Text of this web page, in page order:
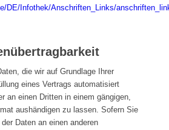
DE/Infothek/Anschriften_Links/
die wir auf Grundlage Ihrer
eines Vertrags automatisiert
an einen Dritten in einem gängigen,
aushändigen zu lassen. Sofern Sie
Daten an einen anderen